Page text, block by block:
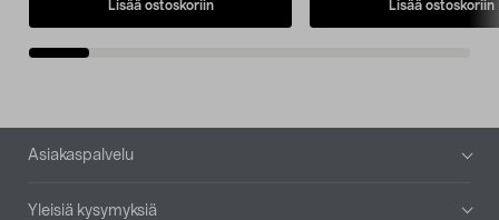
Lisää ostoskoriin Lisää ostoskoriin
Alatunniste
Asiakaspalvelu
Yleisiä kysymyksiä